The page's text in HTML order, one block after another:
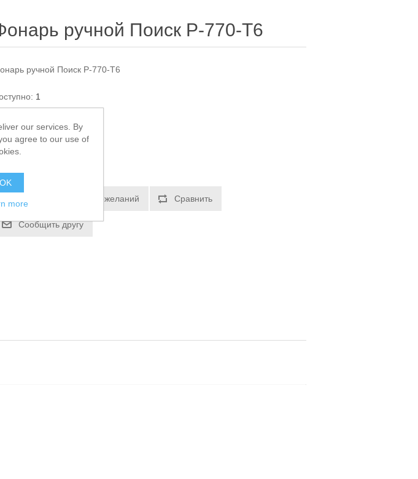
ручной Поиск P-770-T6
ручной Поиск P-770-T6
1
100,00 ₽
Добавить в список пожеланий Сравнить
Сообщить другу
our services. By
agree to our use of
OK
more